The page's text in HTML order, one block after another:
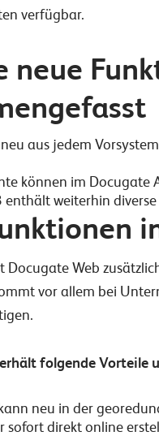
verfügbar.
neue
aus jedem
können im
enthält weiterhin
Docugate Web
vor allem bei
folgende Vorteile
neu in der
sofort direkt online